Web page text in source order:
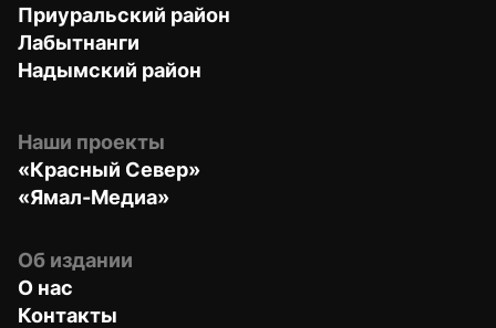
Приуральский район
Лабытнанги
Надымский район
Наши проекты
«Красный Север»
«Ямал-Медиа»
Об издании
О нас
Контакты